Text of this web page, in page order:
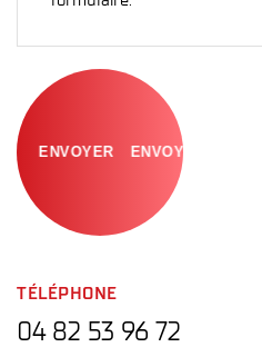
ENVOYER
TÉLÉPHONE
04 82 53 96 72